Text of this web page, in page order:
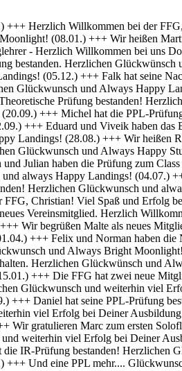
+++ Michel und Clemens haben heute die Theoretische Prüfung bestanden! Glückwunsch euch beiden und viel Erfolg bei der Praxis. (06.04.) +++ Daniel hat seine LAPL-Prüfung bestanden! Herzlichen Glückwunsch und Always Happy Landings. (29.03.) +++ Glückwunsch zum ersten Solo, Stefan! Ein denkwürdiger Tag im Leben eines jeden Piloten. (17.03.) +++ Die FFG hat ein neues Mitglied und erfahrenen Piloten bekommen! Willkommen Hermann und viel Spaß in der FFG. (01.03.) +++ Daniel hat heute die Theoretische Prüfung bestanden! Gratulation und weiterhin viel Erfolg bei der Praxis. (22.02.) +++ Luis hat die Theoretische Prüfung bestanden! Herzlichen Glückwunsch und viel Erfolg bei der Praxis. (09.02.) +++ Tibor hat seine Instrumentenflugberechtigung erhalten! Herzlichen Glückwunsch und Always Happy Landings. (06.02.) +++ Alexander hat die Theoretische Prüfung bestanden! Herzlichen Glückwunsch und viel Erfolg bei der Praxis. (21.01.) +++ Seit heute haben wir 5 neue BZF Besitzer. Glückwunsch Clemens E, Clemens H, Richard, Robert und Stefan. Super gemacht, weiter so. (19.01.) +++ André startet seine PPL(a) Ausbildung zum 1.1. - viel Erfolg dabei. (17.12.) +++ Die FFG begrüßt herzlich Axel als neues Vollmitglied. (16.12. ) +++ Und wieder einer ohne Lehrer unterwegs- Gratulation Daniel ! (26.10.) +++ Norman hat heute seine Praktische Prüfung bestanden. Herzlichen Glückwunsch und Always Happy Landings (28.10) +++ Glückwunsch Karsten! Die Schülerakte wurde soeben geschlossen :-) Always happy Landings (12.9.) +++ Hendrik ist heute seine ersten Solo-Platzrunden geflogen. Herzlichen Glückwünsch und always happy landings (3.9.) +++ Wir begrüßen Richard als neues Mitglied der FFG und wünschen eine erfolgreiche Ausbildung! (1.9.) +++ Norman hat die Theoretische Prüfung bestanden. Herzlichen